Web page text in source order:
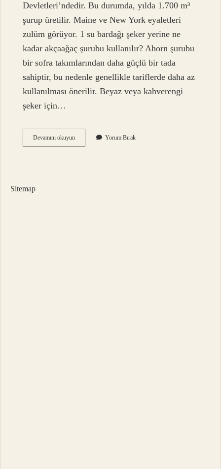
Devletleri’ndedir. Bu durumda, yılda 1.700 m³
şurup üretilir. Maine ve New York eyaletleri
zulüm görüyor. 1 su bardağı şeker yerine ne
kadar akçaağaç şurubu kullanılır? Ahorn şurubu
bir sofra takımlarından daha güçlü bir tada
sahiptir, bu nedenle genellikle tariflerde daha az
kullanılması önerilir. Beyaz veya kahverengi
şeker için…
Devamını okuyunTürkiyede
Akçaağaç
Yorum Bırak
Sitemap